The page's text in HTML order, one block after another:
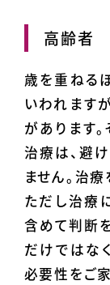
高齢者
歳を重ねる
いわれます
があります
治療は、避
ません。治
ただし治療
含めて判断
だけではな
必要性をご